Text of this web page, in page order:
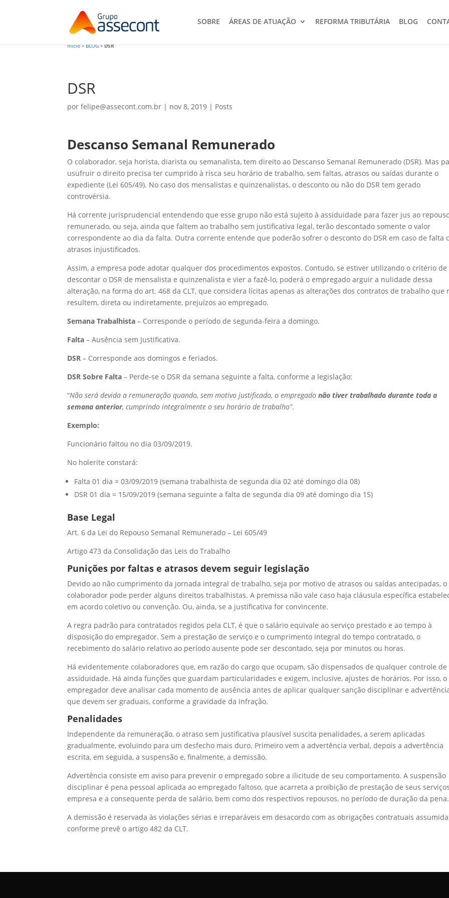
SOBRE ÁREAS DE ATUAÇÃO REFORMA TRIBUTÁRIA BLOG
Início»BLOG»DSR
DSR
porfelipe@assecont.com.br | nov 8, 2019 | Posts
Descanso Semanal Remunerado
O colaborador, seja horista, diarista ou semanalista, tem direito ao Descanso Semanal Remunerado (DSR). Mas
usufruir o direito precisa ter cumprido à risca seu horário de trabalho, sem faltas, atrasos ou saídas durante o
expediente (Lei 605/49). No caso dos mensalistas e quinzenalistas, o desconto ou não do DSR tem gerado
controvérsia.
Há corrente jurisprudencial entendendo que esse grupo não está sujeito à assiduidade para fazer jus ao
remunerado, ou seja, ainda que faltem ao trabalho sem justificativa legal, terão descontado somente o valor
correspondente ao dia da falta. Outra corrente entende que poderão sofrer o desconto do DSR em caso de falta
atrasos injustificados.
Assim, a empresa pode adotar qualquer dos procedimentos expostos. Contudo, se estiver utilizando o critério de
descontar o DSR de mensalista e quinzenalista e vier a fazê-lo, poderá o empregado arguir a nulidade dessa
alteração, na forma do art. 468 da CLT, que considera lícitas apenas as alterações dos contratos de trabalho que
resultem, direta ou indiretamente, prejuízos ao empregado.
Semana Trabalhista – Corresponde o período de segunda-feira a domingo.
Falta – Ausência sem justificativa.
DSR – Corresponde aos domingos e feriados.
DSR Sobre Falta – Perde-se o DSR da semana seguinte a falta, conforme a legislação:
“Não será devida a remuneração quando, sem motivo justificado, o empregadonão tiver trabalhado durante toda a
semana anterior, cumprindo integralmente o seu horário de trabalho”.
Exemplo:
Funcionário faltou no dia 03/09/2019.
No holerite constará:
Falta 01 dia = 03/09/2019 (semana trabalhista de segunda dia 02 até domingo dia 08)
DSR 01 dia = 15/09/2019 (semana seguinte a falta de segunda dia 09 até domingo dia 15)
Base Legal
Art. 6 da Lei do Repouso Semanal Remunerado – Lei 605/49
Artigo 473 da Consolidação das Leis do Trabalho
Punições por faltas e atrasos devem seguir legislação
Devido ao não cumprimento da jornada integral de trabalho, seja por motivo de atrasos ou saídas antecipadas, o
colaborador pode perder alguns direitos trabalhistas. A premissa não vale caso haja cláusula específica
em acordo coletivo ou convenção. Ou, ainda, se a justificativa for convincente.
A regra padrão para contratados regidos pela CLT, é que o salário equivale ao serviço prestado e ao tempo à
disposição do empregador. Sem a prestação de serviço e o cumprimento integral do tempo contratado, o
recebimento do salário relativo ao período ausente pode ser descontado, seja por minutos ou horas.
Há evidentemente colaboradores que, em razão do cargo que ocupam, são dispensados de qualquer controle de
assiduidade. Há ainda funções que guardam particularidades e exigem, inclusive, ajustes de horários. Por isso, o
empregador deve analisar cada momento de ausência antes de aplicar qualquer sanção disciplinar e
que devem ser graduais, conforme a gravidade da infração.
Penalidades
Independente da remuneração, o atraso sem justificativa plausível suscita penalidades, a serem aplicadas
gradualmente, evoluindo para um desfecho mais duro. Primeiro vem a advertência verbal, depois a advertência
escrita, em seguida, a suspensão e, finalmente, a demissão.
Advertência consiste em aviso para prevenir o empregado sobre a ilicitude de seu comportamento. A suspensão
disciplinar é pena pessoal aplicada ao empregado faltoso, que acarreta a proibição de prestação de seus
empresa e a consequente perda de salário, bem como dos respectivos repousos, no período de duração da pena.
A demissão é reservada às violações sérias e irreparáveis em desacordo com as obrigações contratuais
conforme prevê o artigo 482 da CLT.